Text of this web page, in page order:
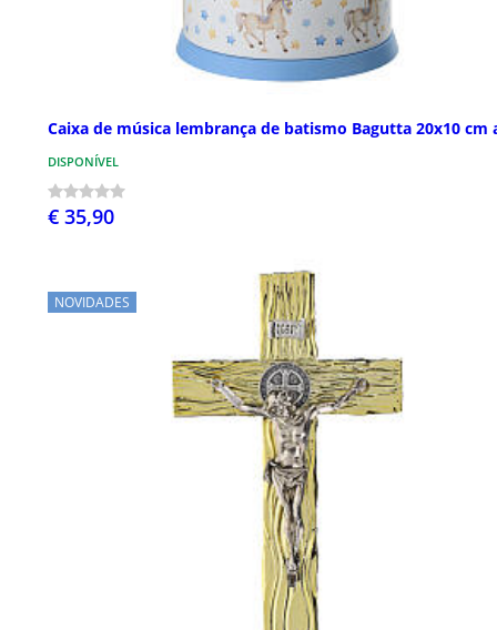
Caixa de música lembrança de batismo Bagutta 20x10 cm
DISPONÍVEL
€ 35,90
NOVIDADES